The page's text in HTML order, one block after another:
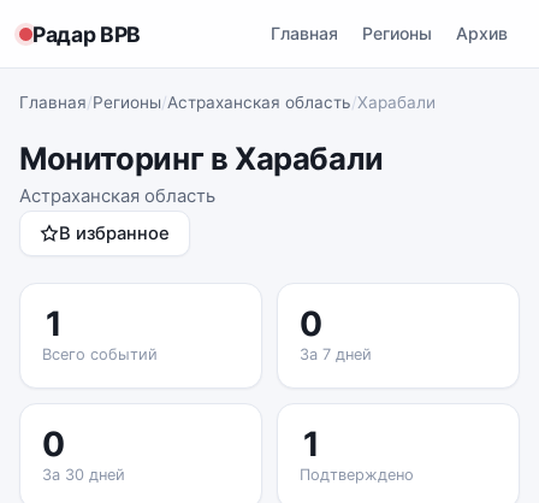
Радар ВРВ Главная Регионы Архив
Главная/Регионы/Астраханская область/Харабали
Мониторинг в Харабали
Астраханская область
В избранное
1
Всего событий
0
За 7 дней
0
За 30 дней
1
Подтверждено